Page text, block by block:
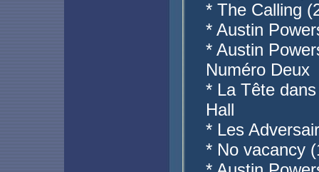
* The Calling
* Austin
* Austin
Numéro Deux
* La Tête
Hall
* Les
* No vacancy